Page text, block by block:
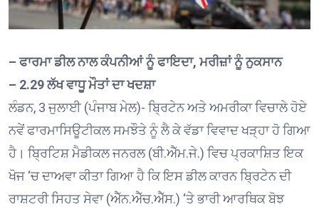
– ਫਾਰਮਾ ਡੀਲ ਨਾਲ ਕੰਪਨੀਆਂ ਨੂੰ ਫਾਇਦਾ, ਮਰੀਜ਼ਾਂ ਨੂੰ ਨੁਕਸਾਨ
– 2.29 ਲੱਖ ਵਾਧੂ ਮੌਤਾਂ ਦਾ ਖਦਸ਼ਾ
ਲੰਡਨ, 3 ਜੁਲਾਈ (ਪੰਜਾਬ ਮੇਲ)- ਬ੍ਰਿਟੇਨ ਅਤੇ ਅਮਰੀਕਾ ਵਿਚਾਲੇ ਹੋਏ
ਨਵੇਂ ਫਾਰਮਾਸਿਊਟੀਕਲ ਸਮਝੌਤੇ ਨੂੰ ਲੈ ਕੇ ਵੱਡਾ ਵਿਵਾਦ ਖੜ੍ਹਾ ਹੋ ਗਿਆ
ਹੈ। ਬ੍ਰਿਟਿਸ਼ ਮੈਡੀਕਲ ਜਨਰਲ (ਬੀ.ਐੱਮ.ਜੇ.) ਵਿਚ ਪ੍ਰਕਾਸ਼ਿਤ ਇਕ
ਖੋਜ ‘ਚ ਦਾਅਵਾ ਕੀਤਾ ਗਿਆ ਹੈ ਕਿ ਇਸ ਡੀਲ ਕਾਰਨ ਬ੍ਰਿਟੇਨ ਦੀ
ਰਾਸ਼ਟਰੀ ਸਿਹਤ ਸੇਵਾ (ਐੱਨ.ਐੱਚ.ਐੱਸ.) ‘ਤੇ ਭਾਰੀ ਆਰਥਿਕ ਬੋਝ